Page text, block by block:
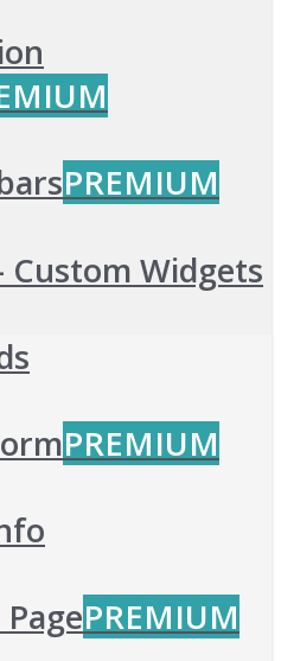
PREMIUM
Custom Widgets
PREMIUM
PREMIUM